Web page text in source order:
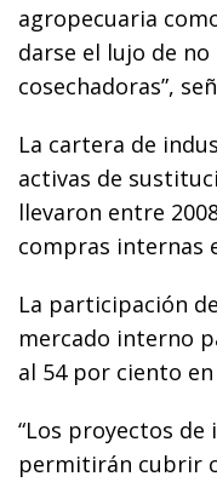
agropecuaria
darse el lujo de
cosechadoras”,
La cartera de
activas de
llevaron entre
compras internas
La participación
mercado interno
al 54 por ciento en
“Los proyectos de
permitirán cubrir